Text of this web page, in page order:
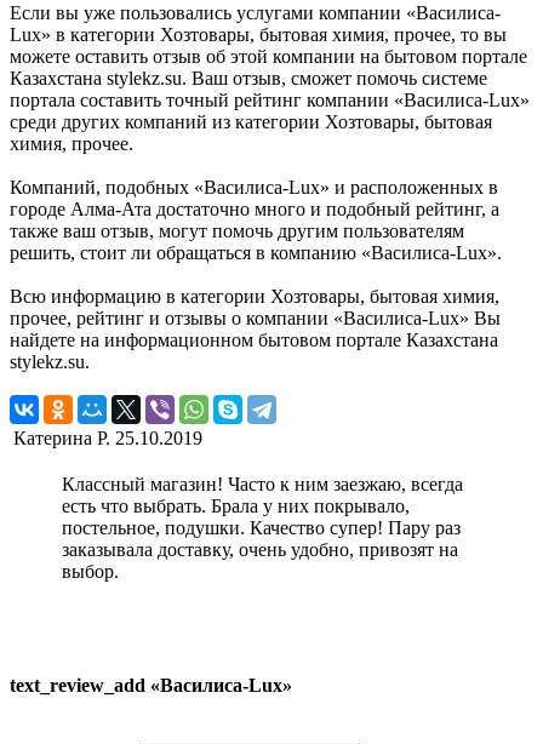
Если вы уже пользовались услугами компании «Василиса-
Lux» в категории Хозтовары, бытовая химия, прочее, то вы
можете оставить отзыв об этой компании на бытовом портале
Казахстана stylekz.su. Ваш отзыв, сможет помочь системе
портала составить точный рейтинг компании «Василиса-Lux»
среди других компаний из категории Хозтовары, бытовая
химия, прочее.
Компаний, подобных «Василиса-Lux» и расположенных в
городе Алма-Ата достаточно много и подобный рейтинг, а
также ваш отзыв, могут помочь другим пользователям
решить, стоит ли обращаться в компанию «Василиса-Lux».
Всю информацию в категории Хозтовары, бытовая химия,
прочее, рейтинг и отзывы о компании «Василиса-Lux» Вы
найдете на информационном бытовом портале Казахстана
stylekz.su.
Катерина Р. 25.10.2019
Классный магазин! Часто к ним заезжаю, всегда
есть что выбрать. Брала у них покрывало,
постельное, подушки. Качество супер! Пару раз
заказывала доставку, очень удобно, привозят на
выбор.
text_review_add «Василиса-Lux»